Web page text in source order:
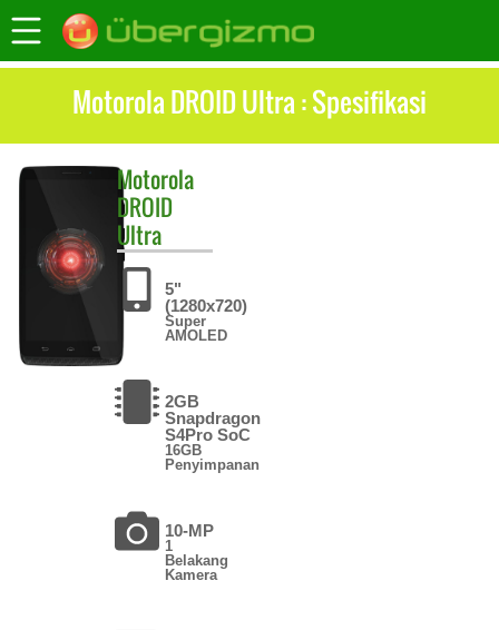
Motorola DROID Ultra : Spesifikasi
Motorola
DROID
Ultra
5"
(1280x720)
Super
AMOLED
2GB
Snapdragon
S4Pro SoC
16GB
Penyimpanan
10-MP
1
Belakang
Kamera